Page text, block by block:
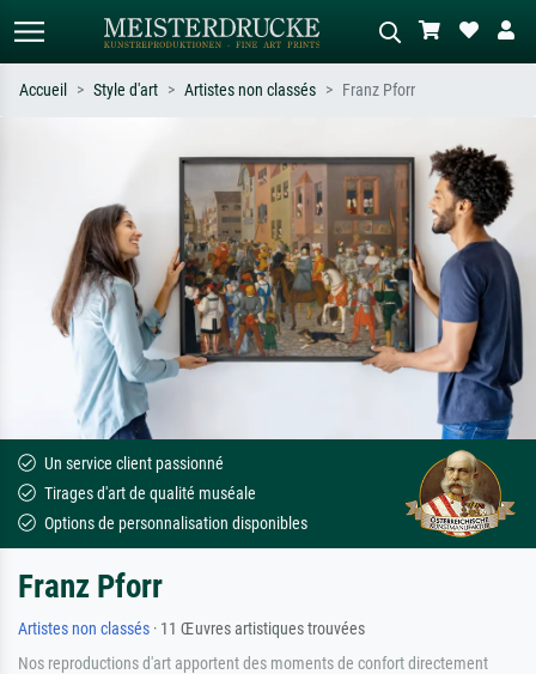
Recherchez par artiste, titre ou style –
ex. Monet, Nuit étoilée,
impressionnisme, vague de Hokusai,
nu.
Décrivez la scène – ex. prairie verte,
abstrait avec beaucoup de rouge,
tableau sombre, nu debout près d'un
arbre.
Accueil Style d'art Artistes non classés Franz Pforr
Un service client passionné
Tirages d'art de qualité muséale
Options de personnalisation disponibles
Franz Pforr
Artistes non classés · 11 Œuvres artistiques trouvées
Nos reproductions d'art apportent des moments de confort directement